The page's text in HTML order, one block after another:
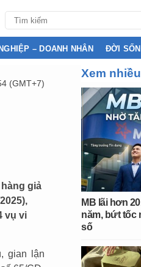
– DOANH NHÂN ĐỜI
(GMT+7)
giả
vụ vi
gian lận
Xem nhiều
MB lãi hơn
năm, bứt tốc
số